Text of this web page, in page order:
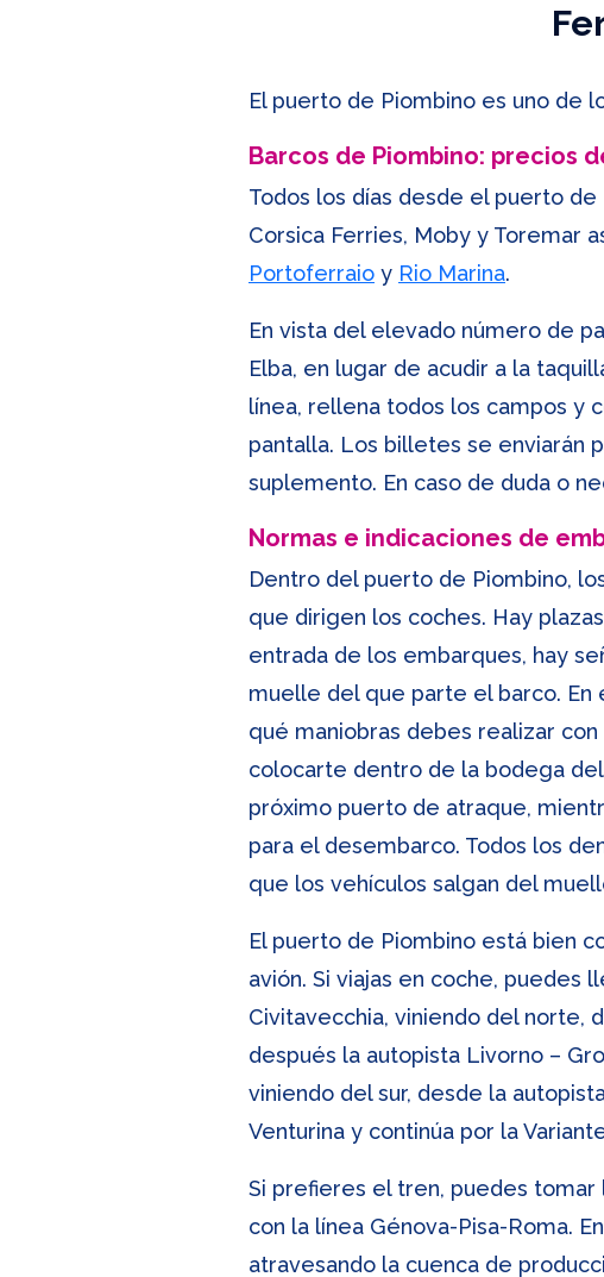
El puerto de Piombino es uno de
Barcos de Piombino: precios
Todos los días desde el puerto de
Corsica Ferries, Moby y Toremar
Portoferraio y Rio Marina.
En vista del elevado número de
Elba, en lugar de acudir a la
línea, rellena todos los campos y
pantalla. Los billetes se enviarán
suplemento. En caso de duda o
Normas e indicaciones de
Dentro del puerto de Piombino,
que dirigen los coches. Hay
entrada de los embarques, hay
muelle del que parte el barco.
qué maniobras debes realizar
colocarte dentro de la bodega
próximo puerto de atraque,
para el desembarco. Todos los
que los vehículos salgan del
El puerto de Piombino está bien
avión. Si viajas en coche, puedes
Civitavecchia, viniendo del norte,
después la autopista Livorno –
viniendo del sur, desde la
Venturina y continúa por la
Si prefieres el tren, puedes tomar
con la línea Génova-Pisa-Roma.
atravesando la cuenca de